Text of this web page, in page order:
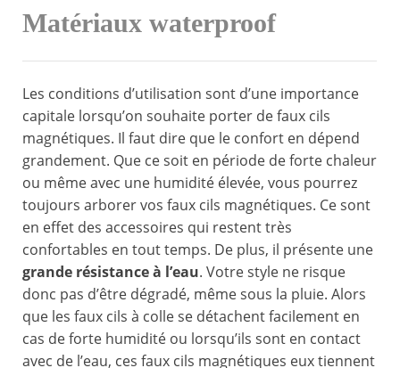
Matériaux waterproof
Les conditions d’utilisation sont d’une importance
capitale lorsqu’on souhaite porter de faux cils
magnétiques. Il faut dire que le confort en dépend
grandement. Que ce soit en période de forte chaleur
ou même avec une humidité élevée, vous pourrez
toujours arborer vos faux cils magnétiques. Ce sont
en effet des accessoires qui restent très
confortables en tout temps. De plus, il présente une
grande résistance à l’eau. Votre style ne risque
donc pas d’être dégradé, même sous la pluie. Alors
que les faux cils à colle se détachent facilement en
cas de forte humidité ou lorsqu’ils sont en contact
avec de l’eau, ces faux cils magnétiques eux tiennent